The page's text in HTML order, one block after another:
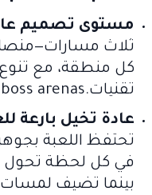
مستوى تصميم
ثلاث
كل منطقة، مع
تقنيات.space‑punk، ruins، boss arenas.
عادة تخيل بارعة
بينما تضيف لمسات